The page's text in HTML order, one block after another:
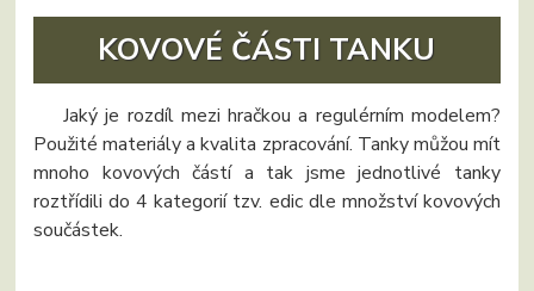
KOVOVÉ ČÁSTI TANKU
Jaký je rozdíl mezi hračkou a regulérním modelem?
Použité materiály a kvalita zpracování. Tanky můžou mít
mnoho kovových částí a tak jsme jednotlivé tanky
roztřídili do 4 kategorií tzv. edic dle množství kovových
součástek.